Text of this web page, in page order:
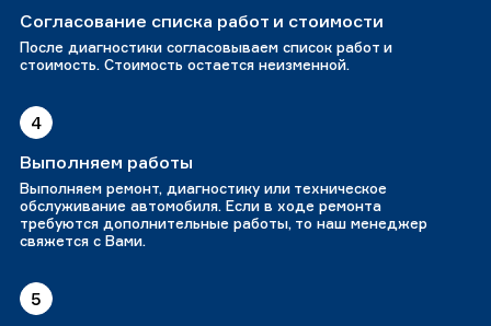
Согласование списка работ и стоимости
После диагностики согласовываем список работ и
стоимость. Стоимость остается неизменной.
4
Выполняем работы
Выполняем ремонт, диагностику или техническое
обслуживание автомобиля. Если в ходе ремонта
требуются дополнительные работы, то наш менеджер
свяжется с Вами.
5